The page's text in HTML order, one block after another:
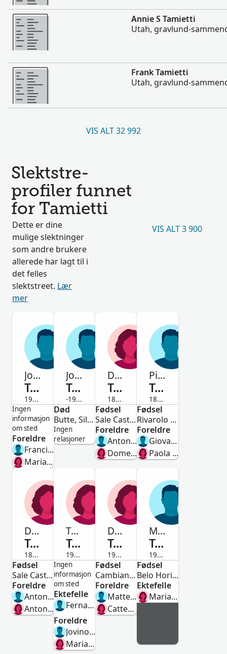
Flere
Annie S Tamietti
Utah, gravlund-
Flere
Frank Tamietti
Utah, gravlund-
VIS ALT 32 992
Slektstre-
profiler funnet
for Tamietti
Dette er dine
mulige slektninger
som andre brukere
allerede har lagt til i
det felles
slektstreet. Lær
mer
VIS ALT 3 900
João
Tamietti
1946-1966
Mann
Ingen
informasjon
om sted
Foreldre
Francisco Tamietti
Maria da Conceição Ayres
John Baptiste
Tamietti
-1932
Mann
Død
Butte, Silver Bow, Montana, United States
Ingen
relasjoner
Domenica
Tamietti
1886-Avdød
Kvinne
Fødsel
Sale Castelnuovo, Torino, Piedmont, Italy
Foreldre
Antonio Pietro Tamietto
Domenica Pagliero
Pietro Giuseppe Giacomo
Tamietti
1888-Avdød
Mann
Fødsel
Rivarolo Canavese, Turin, Piedmont, Italy
Foreldre
Giovanni Antonio Tamietti
Paola Vota
Domenica Maria
Tamietti
1841-1844
Kvinne
Fødsel
Sale Castelnuovo, Torino, Piemonte, Italy
Foreldre
Antonio Tamietti
Antonia Maria Croce
Terezinha
Tamietti
1930-2011
Kvinne
Ingen
informasjon
om sted
Ektefelle
Fernando Tamietti
Foreldre
Jovino Ricardo Dos Santos
Maria Da Conceição Fonseca
Domenica Maria
Tamietti
1912-Avdød
Kvinne
Fødsel
Cambiano, Torino, Piemonte, Italia
Foreldre
Matteo Tamietti
Catterina Cavaglià
Mario
Tamietti
1914-1986
Mann
Fødsel
Belo Horizonte, Minas Gerais, Brasil
Ektefelle
Maria Das Mercês Tamietti